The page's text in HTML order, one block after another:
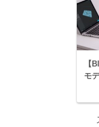
【
モ